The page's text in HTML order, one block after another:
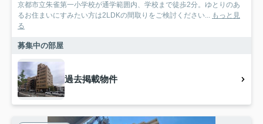
京都市立朱雀第一小学校が通学範囲内、学校まで徒歩2分。ゆとりのあ
るお住まいにすみたい方は2LDKの間取りをご検討ください... もっと見
る
募集中の部屋
過去掲載物件